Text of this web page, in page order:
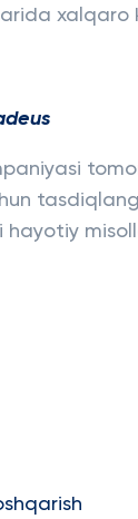
xalqaro